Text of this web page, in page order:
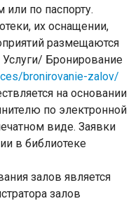
по паспорту.
их оснащении,
размещаются
Услуги/ Бронирование
bronirovanie-zalov/
на основании
по электронной
виде. Заявки
в библиотеке
залов является
залов